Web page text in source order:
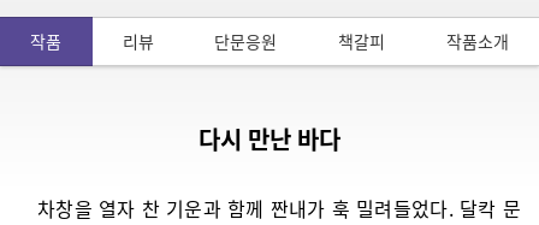
작품 리뷰 단문응원 책갈피 작품소개
다시 만난 바다
차창을 열자 찬 기운과 함께 짠내가 훅 밀려들었다. 달칵 문